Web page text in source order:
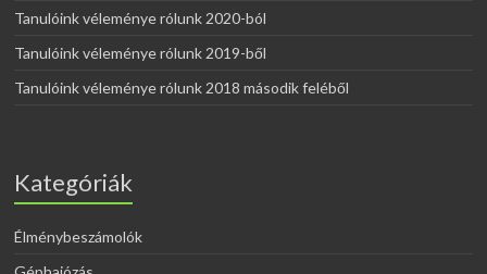
Tanulóink véleménye rólunk 2020-ból
Tanulóink véleménye rólunk 2019-ből
Tanulóink véleménye rólunk 2018 második feléből
Kategóriák
Élménybeszámolók